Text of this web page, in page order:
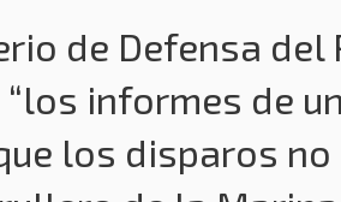
de Defensa
informes de
los disparos